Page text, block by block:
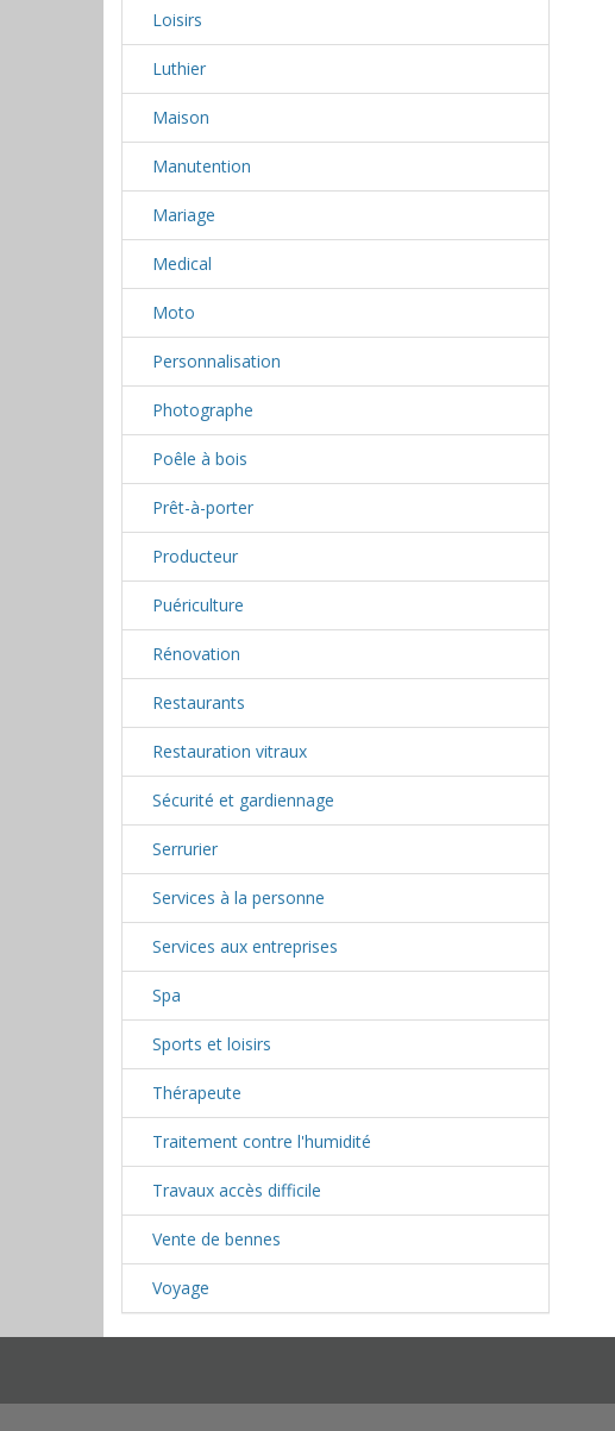
Loisirs
Luthier
Maison
Manutention
Mariage
Medical
Moto
Personnalisation
Photographe
Poêle à bois
Prêt-à-porter
Producteur
Puériculture
Rénovation
Restaurants
Restauration vitraux
Sécurité et gardiennage
Serrurier
Services à la personne
Services aux entreprises
Spa
Sports et loisirs
Thérapeute
Traitement contre l'humidité
Travaux accès difficile
Vente de bennes
Voyage